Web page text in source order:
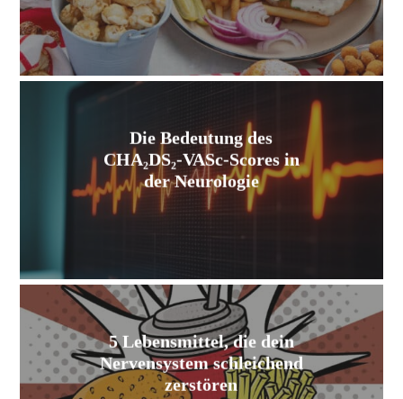
Die Bedeutung des
CHA₂DS₂-VASc-Scores in
der Neurologie
5 Lebensmittel, die dein
Nervensystem schleichend
zerstören